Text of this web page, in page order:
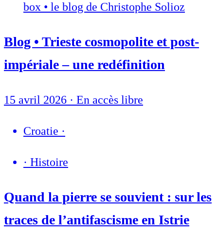
box • le blog de Christophe Solioz
Blog • Trieste cosmopolite et post-
impériale – une redéfinition
15 avril 2026 · En accès libre
Croatie ·
· Histoire
Quand la pierre se souvient : sur les
traces de l’antifascisme en Istrie